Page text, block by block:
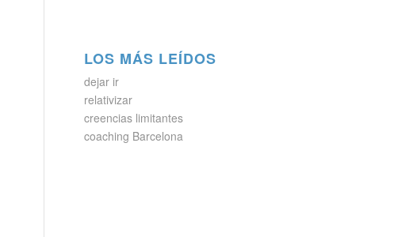
LOS MÁS LEÍDOS
dejar ir
relativizar
creencias limitantes
coaching Barcelona